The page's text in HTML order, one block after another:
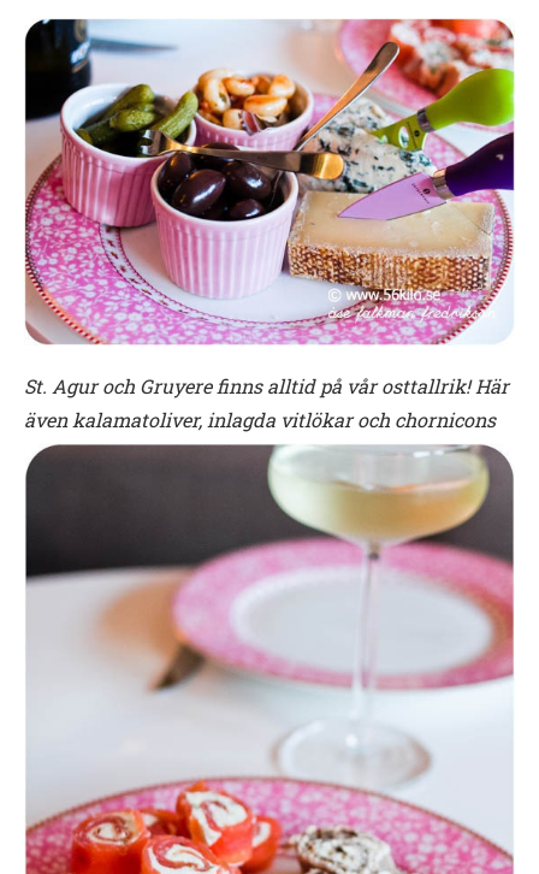
St. Agur och Gruyere finns alltid på vår osttallrik! Här
även kalamatoliver, inlagda vitlökar och chornicons